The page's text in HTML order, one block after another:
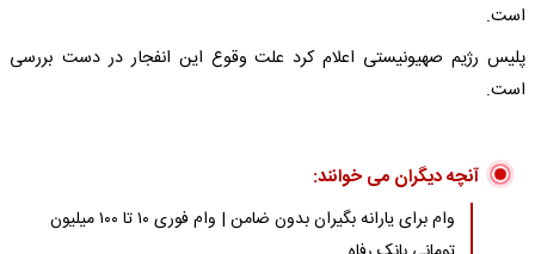
است.
پلیس رژیم صهیونیستی اعلام کرد علت وقوع این انفجار در دست بررسی
است.
آنچه دیگران می خوانند:
وام برای یارانه بگیران بدون ضامن | وام فوری ۱۰ تا ۱۰۰ میلیون